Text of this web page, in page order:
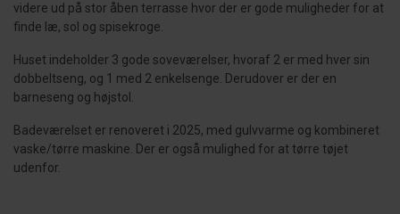
videre ud på stor åben terrasse hvor der er gode muligheder for at
finde læ, sol og spisekroge.
Huset indeholder 3 gode soveværelser, hvoraf 2 er med hver sin
dobbeltseng, og 1 med 2 enkelsenge. Derudover er der en
barneseng og højstol.
Badeværelset er renoveret i 2025, med gulvvarme og kombineret
vaske/tørre maskine. Der er også mulighed for at tørre tøjet
udenfor.